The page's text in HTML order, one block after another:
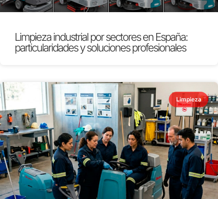
Limpieza industrial por sectores en España:
particularidades y soluciones profesionales
Limpieza